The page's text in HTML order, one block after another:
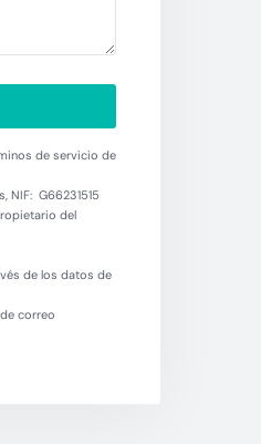
de servicio de
NIF: G66231515
del
de los datos de
correo